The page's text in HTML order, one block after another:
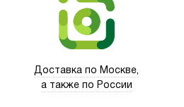
Доставка по Москве,
а также по России